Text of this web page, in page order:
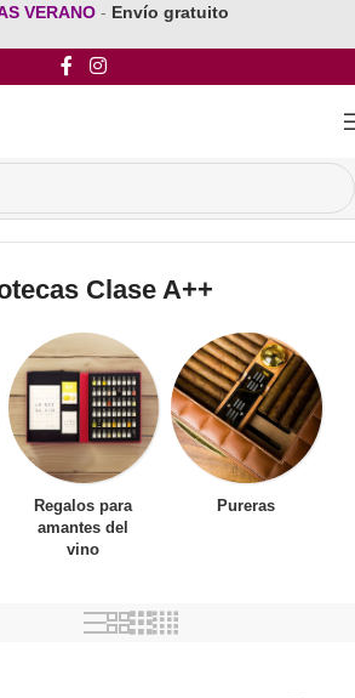
VERANO - Envío gratuito
/Vinotecas Clase A++
Clase A++
Regalos para
amantes del
vino
Pureras